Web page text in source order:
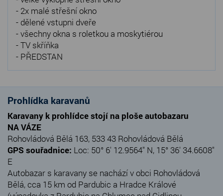
- 2x malé střešní okno
- dělené vstupni dveře
- všechny okna s roletkou a moskytiérou
- TV skříňka
- PŘEDSTAN
Prohlídka karavanů
Karavany k prohlídce stojí na ploše autobazaru
NA VÁZE
Rohovládová Bělá 163, 533 43 Rohovládová Bělá
GPS souřadnice: Loc: 50° 6' 12.9564" N, 15° 36' 34.6608"
E
Autobazar s karavany se nachází v obci Rohovládová
Bělá, cca 15 km od Pardubic a Hradce Králové